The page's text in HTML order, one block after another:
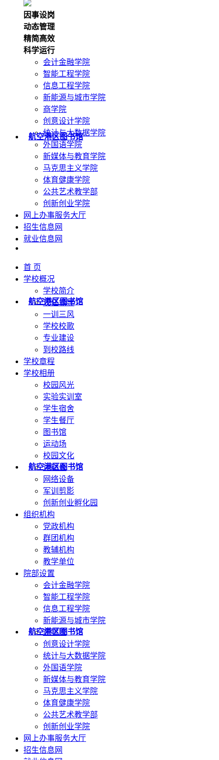
因事设岗
动态管理
精简高效
科学运行
会计金融学院
智能工程学院
信息工程学院
新能源与城市学院
商学院
创意设计学院
统计与大数据学院
外国语学院
新媒体与教育学院
马克思主义学院
体育健康学院
公共艺术教学部
创新创业学院
网上办事服务大厅
招生信息网
就业信息网
首 页
学校概况
学校简介
现任领导
一训三风
学校校歌
专业建设
到校路线
学校章程
学校相册
校园风光
实验实训室
学生宿舍
学生餐厅
图书馆
运动场
校园文化
运动会
网络设备
军训剪影
创新创业孵化园
组织机构
党政机构
群团机构
教辅机构
教学单位
院部设置
会计金融学院
智能工程学院
信息工程学院
新能源与城市学院
商学院
创意设计学院
统计与大数据学院
外国语学院
新媒体与教育学院
马克思主义学院
体育健康学院
公共艺术教学部
创新创业学院
网上办事服务大厅
招生信息网
航空港区图书馆
航空港区图书馆
航空港区图书馆
航空港区图书馆